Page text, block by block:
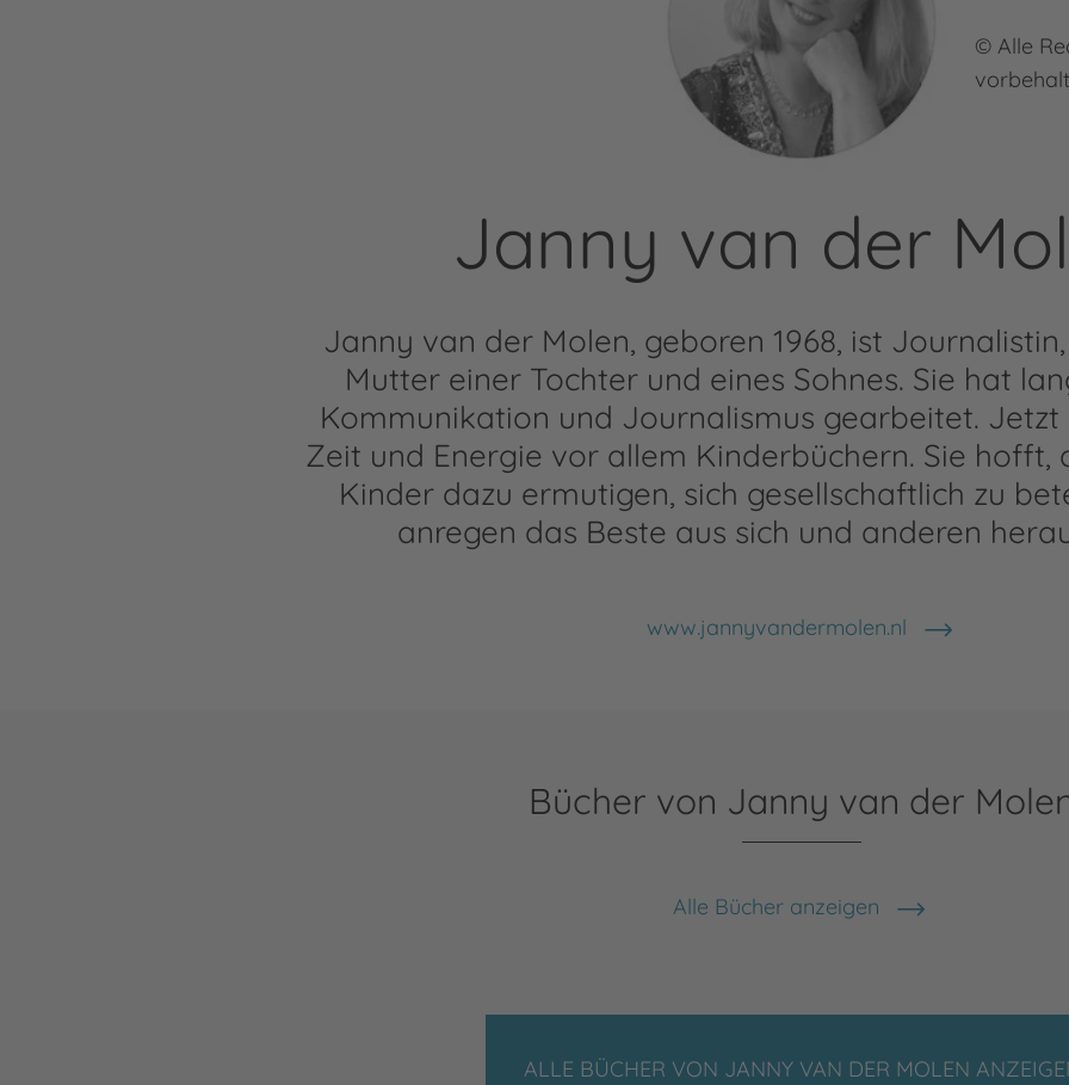
© Alle
Janny van der
Janny van der Molen, geboren 1968, ist
Mutter einer Tochter und eines Sohnes. Sie hat
Kommunikation und Journalismus gearbeitet. Jetzt
Zeit und Energie vor allem Kinderbüchern. Sie hofft,
Kinder dazu ermutigen, sich gesellschaftlich zu
anregen das Beste aus sich und anderen
www.jannyvandermolen.nl
Bücher von Janny van der
Alle Bücher anzeigen
ALLE BÜCHER VON JANNY VAN DER MOLEN